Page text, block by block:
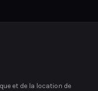
et de la location de